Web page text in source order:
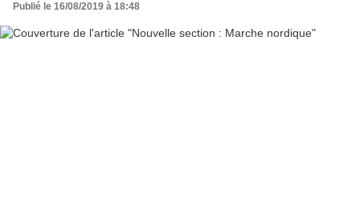
Publié le 16/08/2019 à 18:48